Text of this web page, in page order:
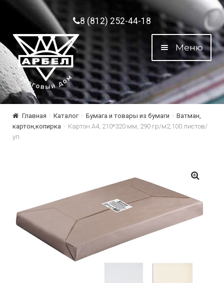
Перейти к навигации
Перейти к содержимому8 (812) 252-44-18
Меню
Главная Каталог Бумага и товары из бумаги
Ватман,
картон,копирка
Картон А4, 210*320 мм, 290 гр/м2,100 листов/
уп.